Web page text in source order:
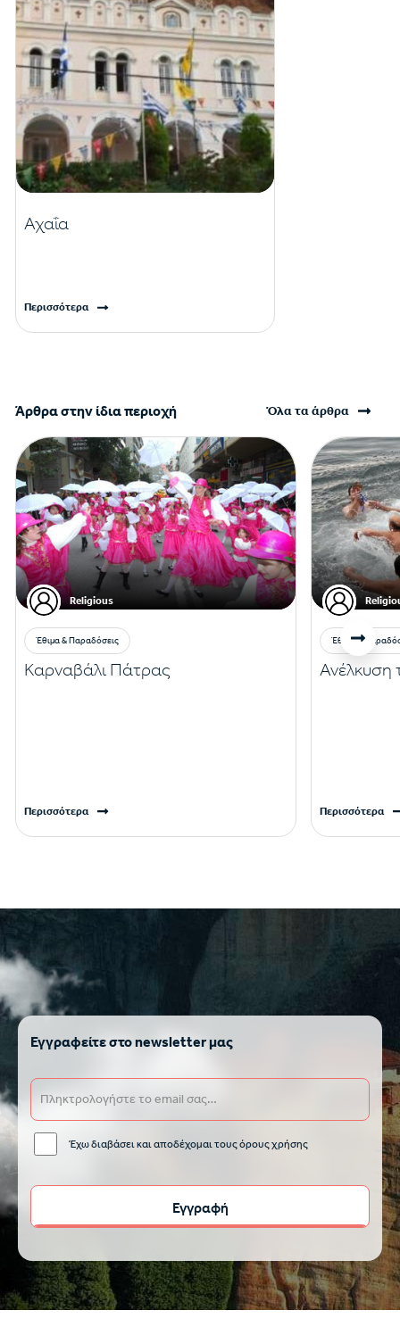
Αχαΐα
Περισσότερα
Άρθρα στην ίδια περιοχή Όλα τα άρθρα
Religious
Έθιμα & Παραδόσεις
Καρναβάλι Πάτρας
Περισσότερα
Έθιμα &
Ανέλκυση
Περισσότερα
Εγγραφείτε στο newsletter μας
Έχω διαβάσει και αποδέχομαι τους όρους χρήσης